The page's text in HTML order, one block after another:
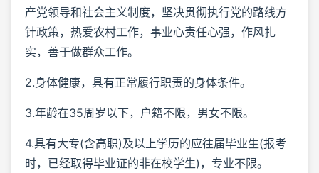
产党领导和社会主义制度，坚决贯彻执行党的路线方
针政策，热爱农村工作，事业心责任心强，作风扎
实，善于做群众工作。
2.身体健康，具有正常履行职责的身体条件。
3.年龄在35周岁以下，户籍不限，男女不限。
4.具有大专(含高职)及以上学历的应往届毕业生(报考
时，已经取得毕业证的非在校学生)，专业不限。